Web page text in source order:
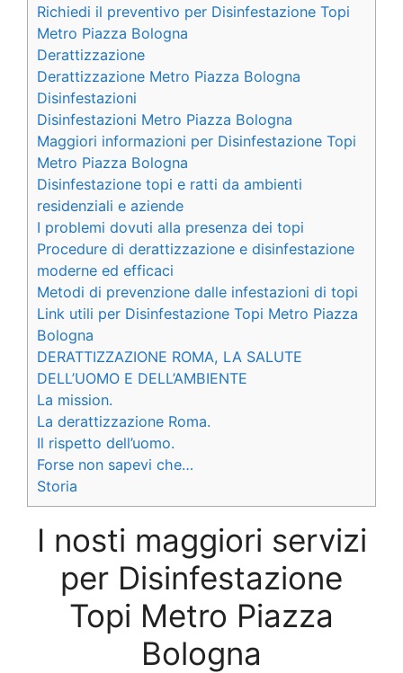
Richiedi il preventivo per Disinfestazione Topi
Metro Piazza Bologna
Derattizzazione
Derattizzazione Metro Piazza Bologna
Disinfestazioni
Disinfestazioni Metro Piazza Bologna
Maggiori informazioni per Disinfestazione Topi
Metro Piazza Bologna
Disinfestazione topi e ratti da ambienti
residenziali e aziende
I problemi dovuti alla presenza dei topi
Procedure di derattizzazione e disinfestazione
moderne ed efficaci
Metodi di prevenzione dalle infestazioni di topi
Link utili per Disinfestazione Topi Metro Piazza
Bologna
DERATTIZZAZIONE ROMA, LA SALUTE
DELL’UOMO E DELL’AMBIENTE
La mission.
La derattizzazione Roma.
Il rispetto dell’uomo.
Forse non sapevi che…
Storia
I nosti maggiori servizi
per Disinfestazione
Topi Metro Piazza
Bologna